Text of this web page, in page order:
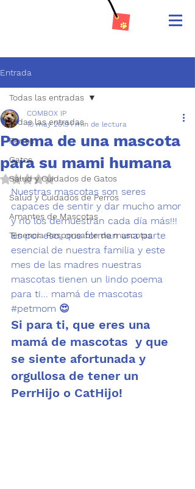
Entrada
Todas las entradas
Perros
Gatos
Salud y Cuidados de Gatos
Salud y Cuidados de Perros
Amantes de Mascotas
Tenencia Responsable de mascotas
Todas las entradas
Poema de una mascota
para su mami humana
COMBOX IP
10 may 20191 min de lectura
Obtuvo NaN de 5 estrellas.
​Nuestras mascotas son seres
capaces de sentir y dar mucho amor
y no los demuestran cada día más!!!
Es por eso, que forman una parte
esencial de nuestra familia y este
mes de las madres nuestras
mascotas tienen un lindo poema
para ti... mamá de mascotas
#petmom 😍
Si para ti, que eres una
mamá de mascotas  y que
se siente afortunada y
orgullosa de tener un
PerrHijo o CatHijo!